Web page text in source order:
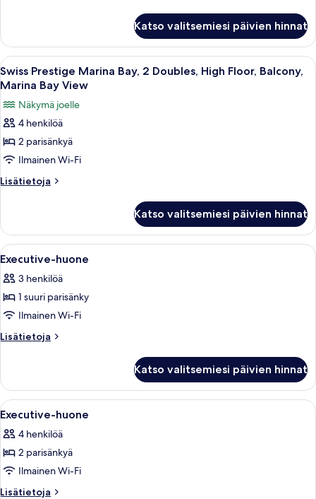
Floor,
Balcony,
Marina
Bay
View
kuvat
Marina
Bay,
1
King,
Floor,
Balcony,
Bay
View
Katso valitsemiesi päivien hinnat
Avaa
kaikki
huonetyypin
Swiss
Prestige
Marina
Bay,
2
Floor,
Balcony,
Marina
Bay
View
kuvat
6
Swiss Prestige Marina Bay, 2 Doubles, High Floor, Balcony,
Marina Bay View
Näkymä joelle
4 henkilöä
2 parisänkyä
Ilmainen Wi-Fi
Lisätietoja
Lisätietoja
Marina
Bay,
2
High
Floor,
Marina
Bay
View
Katso valitsemiesi päivien hinnat
Avaa
kaikki
huonetyypin
Executive-
huone
kuvat
Hotellihuone, jossa on suuri sänky,
10
Executive-huone
3 henkilöä
1 suuri parisänky
Ilmainen Wi-Fi
Lisätietoja
Lisätietoja
Katso valitsemiesi päivien hinnat
Avaa
kaikki
huonetyypin
Executive-
huone
kuvat
9
Executive-huone
4 henkilöä
2 parisänkyä
Ilmainen Wi-Fi
Lisätietoja
Lisätietoja